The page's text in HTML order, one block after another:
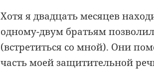
Хотя я двадцать месяцев
одному-двум братьям
(встретиться со мной). Они
часть моей защитительной